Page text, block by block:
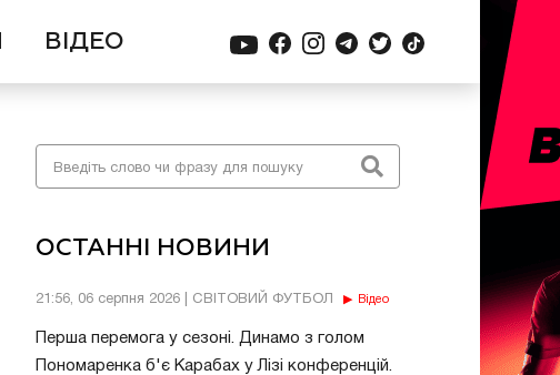
ВІДЕО
ОСТАННІ НОВИНИ
21:56, 06 серпня 2026 | СВІТОВИЙ ФУТБОЛ Відео
Перша перемога у сезоні. Динамо з голом
Пономаренка б'є Карабах у Лізі конференцій.